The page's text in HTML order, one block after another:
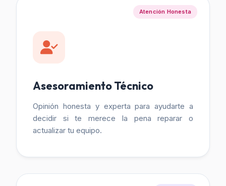
Atención Honesta
Asesoramiento Técnico
Opinión honesta y experta para ayudarte a
decidir si te merece la pena reparar o
actualizar tu equipo.